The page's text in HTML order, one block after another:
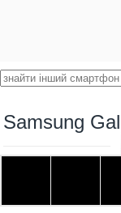
Samsung